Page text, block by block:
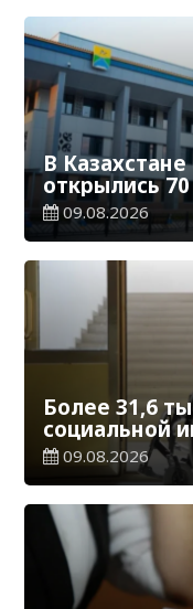
В
открылись
09.08.2026
Более 31,6
социальной
09.08.2026